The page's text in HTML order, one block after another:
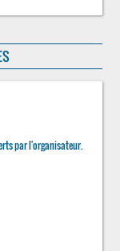
par l'organisateur.